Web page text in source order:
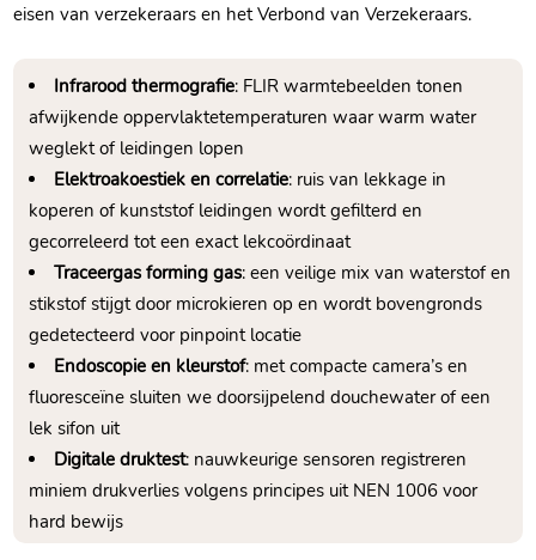
eisen van verzekeraars en het Verbond van Verzekeraars.​
Infrarood thermografie: FLIR warmtebeelden tonen
afwijkende oppervlaktetemperaturen waar warm water
weglekt of leidingen lopen
Elektroakoestiek en correlatie: ruis van lekkage in
koperen of kunststof leidingen wordt gefilterd en
gecorreleerd tot een exact lekcoördinaat
Traceergas forming gas: een veilige mix van waterstof en
stikstof stijgt door microkieren op en wordt bovengronds
gedetecteerd voor pinpoint locatie
Endoscopie en kleurstof: met compacte camera’s en
fluoresceïne sluiten we doorsijpelend douchewater of een
lek sifon uit
Digitale druktest: nauwkeurige sensoren registreren
miniem drukverlies volgens principes uit NEN 1006 voor
hard bewijs